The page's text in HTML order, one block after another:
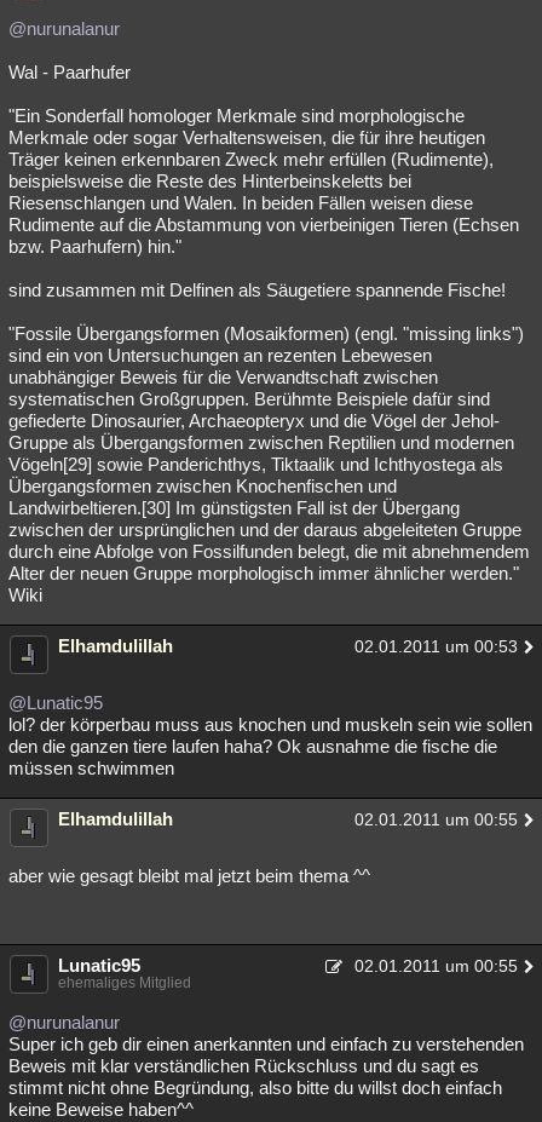
@nurunalanur
Wal - Paarhufer
"Ein Sonderfall homologer Merkmale sind morphologische
Merkmale oder sogar Verhaltensweisen, die für ihre heutigen
Träger keinen erkennbaren Zweck mehr erfüllen (Rudimente),
beispielsweise die Reste des Hinterbeinskeletts bei
Riesenschlangen und Walen. In beiden Fällen weisen diese
Rudimente auf die Abstammung von vierbeinigen Tieren (Echsen
bzw. Paarhufern) hin."
sind zusammen mit Delfinen als Säugetiere spannende Fische!
"Fossile Übergangsformen (Mosaikformen) (engl. "missing links")
sind ein von Untersuchungen an rezenten Lebewesen
unabhängiger Beweis für die Verwandtschaft zwischen
systematischen Großgruppen. Berühmte Beispiele dafür sind
gefiederte Dinosaurier, Archaeopteryx und die Vögel der Jehol-
Gruppe als Übergangsformen zwischen Reptilien und modernen
Vögeln[29] sowie Panderichthys, Tiktaalik und Ichthyostega als
Übergangsformen zwischen Knochenfischen und
Landwirbeltieren.[30] Im günstigsten Fall ist der Übergang
zwischen der ursprünglichen und der daraus abgeleiteten Gruppe
durch eine Abfolge von Fossilfunden belegt, die mit abnehmendem
Alter der neuen Gruppe morphologisch immer ähnlicher werden."
Wiki
Elhamdulillah 02.01.2011 um 00:53
@Lunatic95
lol? der körperbau muss aus knochen und muskeln sein wie sollen
den die ganzen tiere laufen haha? Ok ausnahme die fische die
müssen schwimmen
Elhamdulillah 02.01.2011 um 00:55
aber wie gesagt bleibt mal jetzt beim thema ^^
Lunatic95 02.01.2011 um 00:55
ehemaliges Mitglied
@nurunalanur
Super ich geb dir einen anerkannten und einfach zu verstehenden
Beweis mit klar verständlichen Rückschluss und du sagt es
stimmt nicht ohne Begründung, also bitte du willst doch einfach
keine Beweise haben^^